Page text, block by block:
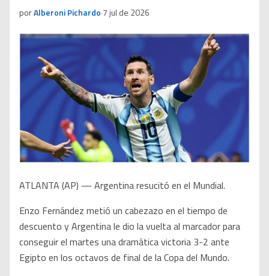
porAlberoni Pichardo·7 jul de 2026
ATLANTA (AP) — Argentina resucitó en el Mundial.
Enzo Fernández metió un cabezazo en el tiempo de
descuento y Argentina le dio la vuelta al marcador para
conseguir el martes una dramática victoria 3-2 ante
Egipto en los octavos de final de la Copa del Mundo.